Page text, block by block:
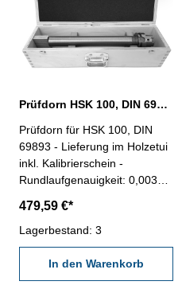
Prüfdorn HSK 100, DIN 69893
Prüfdorn für HSK 100, DIN
69893 - Lieferung im Holzetui
inkl. Kalibrierschein -
Rundlaufgenauigkeit: 0,003
479,59 €*
Lagerbestand: 3
In den Warenkorb